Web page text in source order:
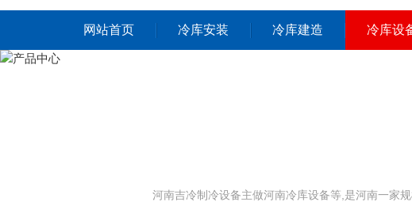
网站首页 冷库安装 冷库建造 冷库设
河南吉冷制冷设备主做河南冷库设备等,是河南一家